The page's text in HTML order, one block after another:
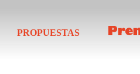
PROPUESTAS